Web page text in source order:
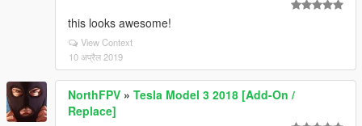
this looks awesome!
View Context
10 अप्रैल 2019
NorthFPV » Tesla Model 3 2018 [Add-On /
Replace]